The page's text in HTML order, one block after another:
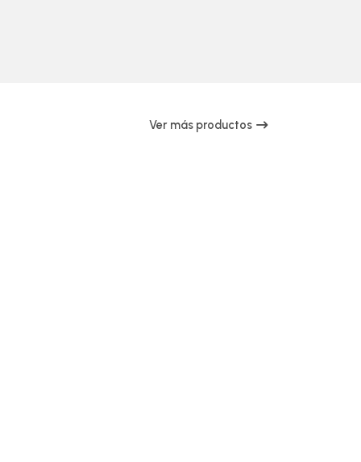
Ver más productos